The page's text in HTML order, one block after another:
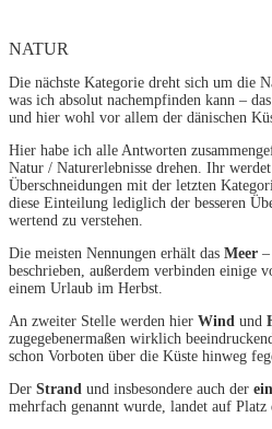
NATUR
Die nächste Kategorie dreht sich um die
was ich absolut nachempfinden kann –
und hier wohl vor allem der dänischen
Hier habe ich alle Antworten
Natur / Naturerlebnisse drehen. Ihr werdet
Überschneidungen mit der letzten
diese Einteilung lediglich der besseren
wertend zu verstehen.
Die meisten Nennungen erhält das Meer
beschrieben, außerdem verbinden einige
einem Urlaub im Herbst.
An zweiter Stelle werden hier Wind und
zugegebenermaßen wirklich
schon Vorboten über die Küste hinweg
Der Strand und insbesondere auch der
mehrfach genannt wurde, landet auf Platz